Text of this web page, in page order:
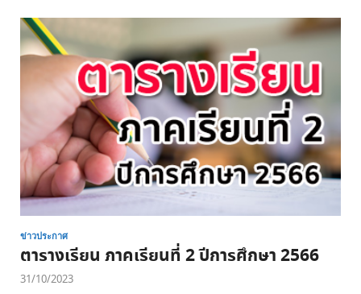
ข่าวประกาศ
ตารางเรียน ภาคเรียนที่ 2 ปีการศึกษา 2566
31/10/2023